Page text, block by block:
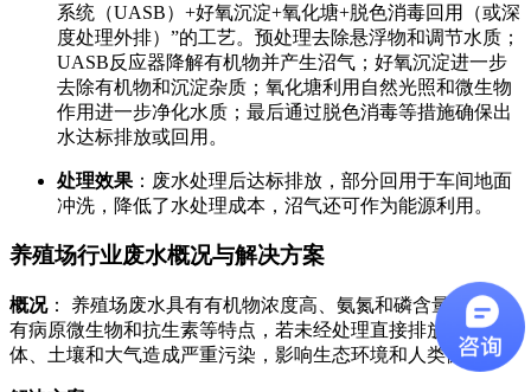
系统（UASB）+好氧沉淀+氧化塘+脱色消毒回用（或深
度处理外排）”的工艺。预处理去除悬浮物和调节水质；
UASB反应器降解有机物并产生沼气；好氧沉淀进一步
去除有机物和沉淀杂质；氧化塘利用自然光照和微生物
作用进一步净化水质；最后通过脱色消毒等措施确保出
水达标排放或回用。
处理效果 ：废水处理后达标排放，部分回用于车间地面
冲洗，降低了水处理成本，沼气还可作为能源利用。
养殖场行业废水概况与解决方案
概况： 养殖场废水具有有机物浓度高、氨氮和磷含量高、含
有病原微生物和抗生素等特点，若未经处理直接排放，会对水
体、土壤和大气造成严重污染，影响生态环境和人类健康。